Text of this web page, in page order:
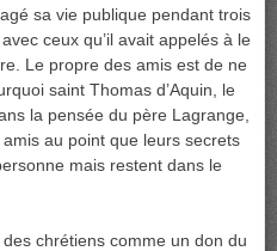
sa vie publique pendant trois
ceux qu’il avait appelés à le
Le propre des amis est de ne
saint Thomas d’Aquin, le
la pensée du père Lagrange,
au point que leurs secrets
mais restent dans le
des chrétiens comme un don du